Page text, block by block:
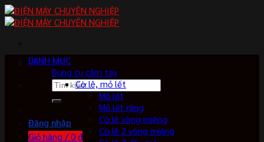
Skip
to
Tìm
kiếm:
Đăng nhập
Giỏ hàng /0 ₫
DANH MỤC
Dụng cụ cầm tay
Cờ lê, mỏ lết
Mỏ lết
Mỏ lết răng
Cờ lê vòng miệng
Cờ lê 2 vòng miệng